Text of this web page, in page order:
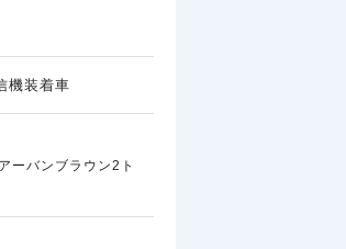
機装着車
ーバンブラウン2ト